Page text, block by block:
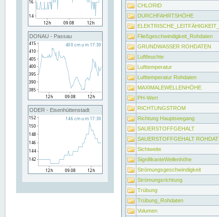
DONAU - Passau
ODER - Eisenhüttenstadt
CHLORID
DURCHFAHRTSHÖHE
Fließgeschwindigkeit_Rohdaten
GRUNDWASSER ROHDATEN
Luftfeuchte
Lufttemperatur
Lufttemperatur Rohdaten
MAXIMALEWELLENHÖHE
PH-Wert
RICHTUNGSTROM
Richtung Hauptseegang
SAUERSTOFFGEHALT
SAUERSTOFFGEHALT
Sichtweite
SignifikanteWellenhöhe
Strömungsgeschwindigkeit
Strömungsrichtung
Trübung
Trübung_Rohdaten
Volumen